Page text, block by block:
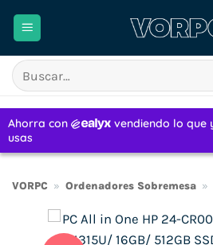
Buscar
por:
VORPC » Ordenadores Sobremesa »